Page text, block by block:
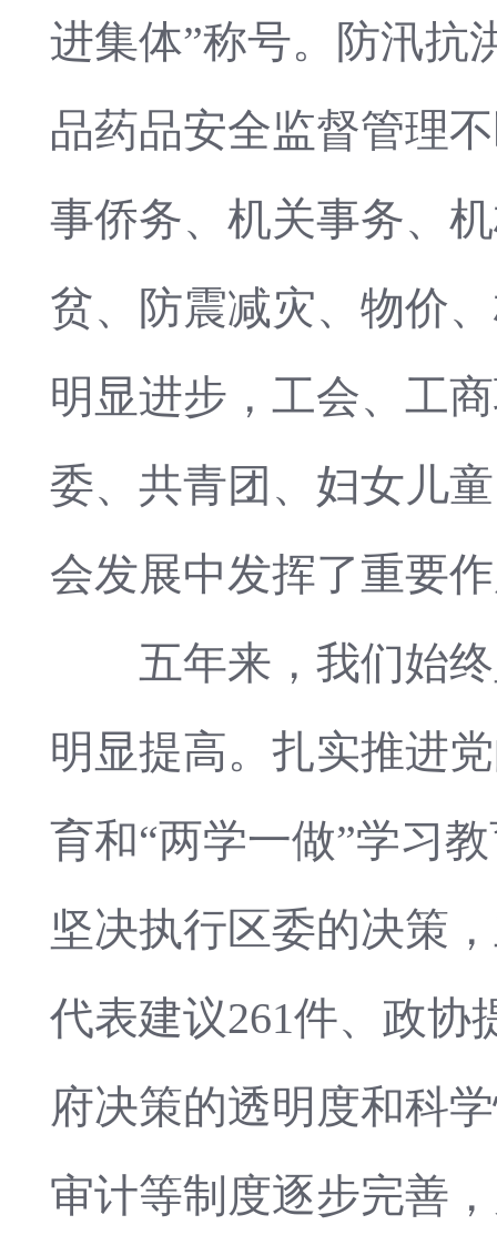
进集体”称号。防汛抗
品药品安全监督管理
事侨务、机关事务、
贫、防震减灾、物价
明显进步，工会、工
委、共青团、妇女儿
会发展中发挥了重要
五年来，我们始终
明显提高。扎实推进
育和“两学一做”学习
坚决执行区委的决策
代表建议261件、政协
府决策的透明度和科
审计等制度逐步完善